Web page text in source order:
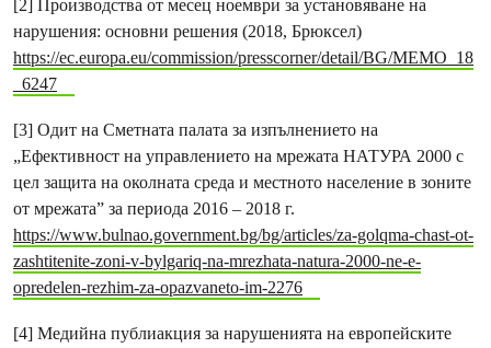
[2] Производства от месец ноември за установяване на
нарушения: основни решения (2018, Брюксел)
https://ec.europa.eu/commission/presscorner/detail/BG/MEMO_18
_6247
[3] Одит на Сметната палата за изпълнението на
„Ефективност на управлението на мрежата НАТУРА 2000 с
цел защита на околната среда и местното население в зоните
от мрежата” за периода 2016 – 2018 г.
https://www.bulnao.government.bg/bg/articles/za-golqma-chast-ot-
zashtitenite-zoni-v-bylgariq-na-mrezhata-natura-2000-ne-e-
opredelen-rezhim-za-opazvaneto-im-2276
[4] Медийна публиакция за нарушенията на европейските